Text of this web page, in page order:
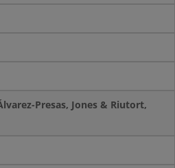
Presas, Jones & Riutort,